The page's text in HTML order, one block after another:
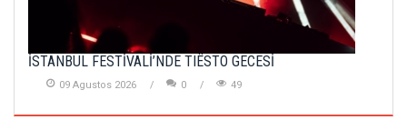
İSTANBUL FESTİVALİ’NDE TIËSTO GECESİ
09 Agustos 2026 0 49